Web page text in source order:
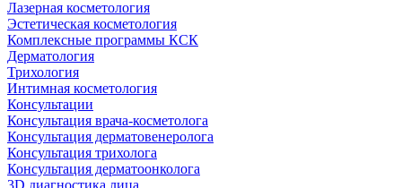
Лазерная косметология
Эстетическая косметология
Комплексные программы КСК
Дерматология
Трихология
Интимная косметология
Консультации
Консультация врача-косметолога
Консультация дерматовенеролога
Консультация трихолога
Консультация дерматоонколога
3D диагностика лица